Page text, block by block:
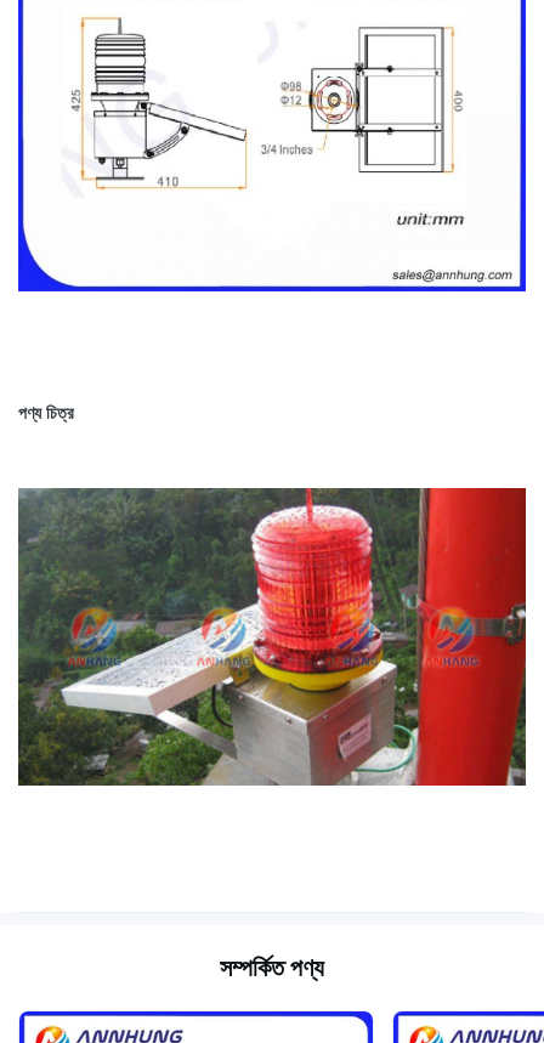
পণ্য চিত্র
সম্পর্কিত পণ্য